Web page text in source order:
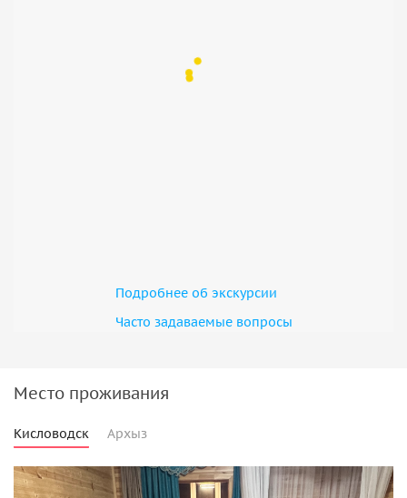
Подробнее об экскурсии
Часто задаваемые вопросы
Место проживания
Кисловодск Архыз